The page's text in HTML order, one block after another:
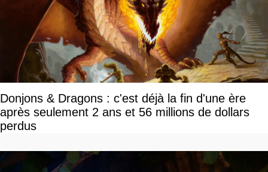
Donjons & Dragons : c'est déjà la fin d'une ère
après seulement 2 ans et 56 millions de dollars
perdus